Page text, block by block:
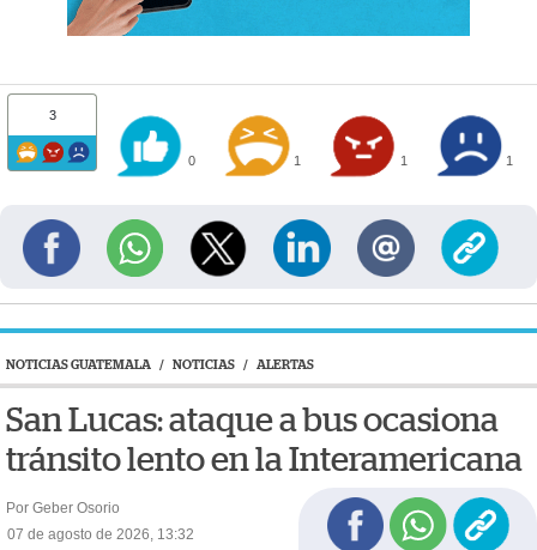
3
0 1 1 1
NOTICIAS GUATEMALA / NOTICIAS / ALERTAS
San Lucas: ataque a bus ocasiona
tránsito lento en la Interamericana
Por Geber Osorio
07 de agosto de 2026, 13:32